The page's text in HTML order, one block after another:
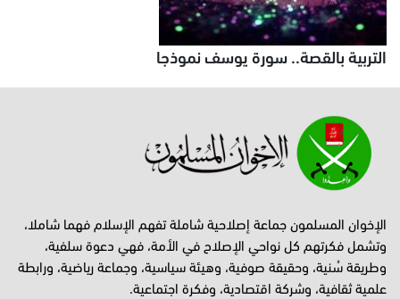
التربية بالقصة.. سورة يوسف نموذجا
الإخوان المسلمون جماعة إصلاحية شاملة تفهم الإسلام فهما شاملا،
وتشمل فكرتهم كل نواحي الإصلاح في الأمة، فهي دعوة سلفية،
وطريقة سُنية، وحقيقة صوفية، وهيئة سياسية، وجماعة رياضية، ورابطة
علمية ثقافية، وشركة اقتصادية، وفكرة اجتماعية.